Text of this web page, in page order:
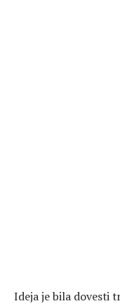
Ideja je bila dovesti